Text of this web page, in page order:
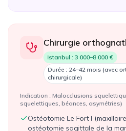
Chirurgie
Istanbul : 3 000–8 000 €
Durée : 24–42 mois (avec
chirurgicale)
Indication : Malocclusions
squelettiques, béances, asymétries)
Ostéotomie Le Fort I
ostéotomie sagittale de la